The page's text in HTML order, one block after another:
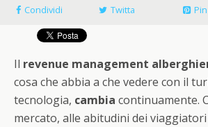
Condividi Twitta Pin
Il revenue management
cosa che abbia a che vedere con il
tecnologia, cambia continuamente.
mercato, alle abitudini dei